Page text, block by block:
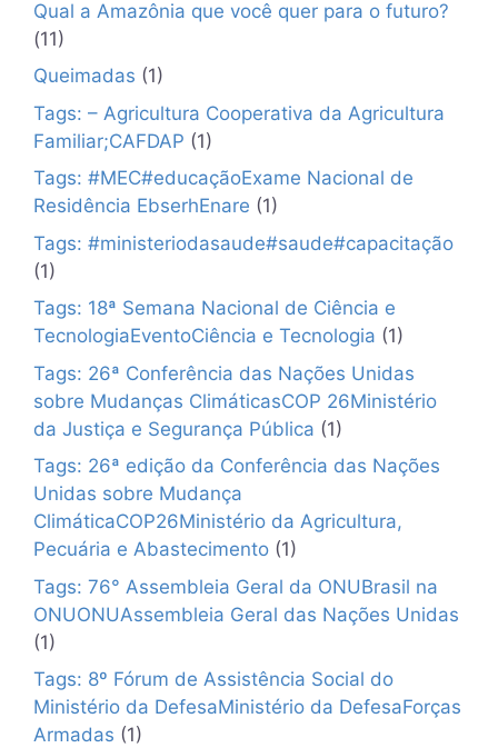
Qual a Amazônia que você quer para o futuro?
(11)
Queimadas (1)
Tags: – Agricultura Cooperativa da Agricultura
Familiar;CAFDAP (1)
Tags: #MEC#educaçãoExame Nacional de
Residência EbserhEnare (1)
Tags: #ministeriodasaude#saude#capacitação
(1)
Tags: 18ª Semana Nacional de Ciência e
TecnologiaEventoCiência e Tecnologia (1)
Tags: 26ª Conferência das Nações Unidas
sobre Mudanças ClimáticasCOP 26Ministério
da Justiça e Segurança Pública (1)
Tags: 26ª edição da Conferência das Nações
Unidas sobre Mudança
ClimáticaCOP26Ministério da Agricultura,
Pecuária e Abastecimento (1)
Tags: 76° Assembleia Geral da ONUBrasil na
ONUONUAssembleia Geral das Nações Unidas
(1)
Tags: 8º Fórum de Assistência Social do
Ministério da DefesaMinistério da DefesaForças
Armadas (1)